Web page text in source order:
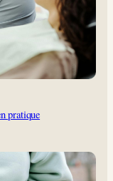
pratique